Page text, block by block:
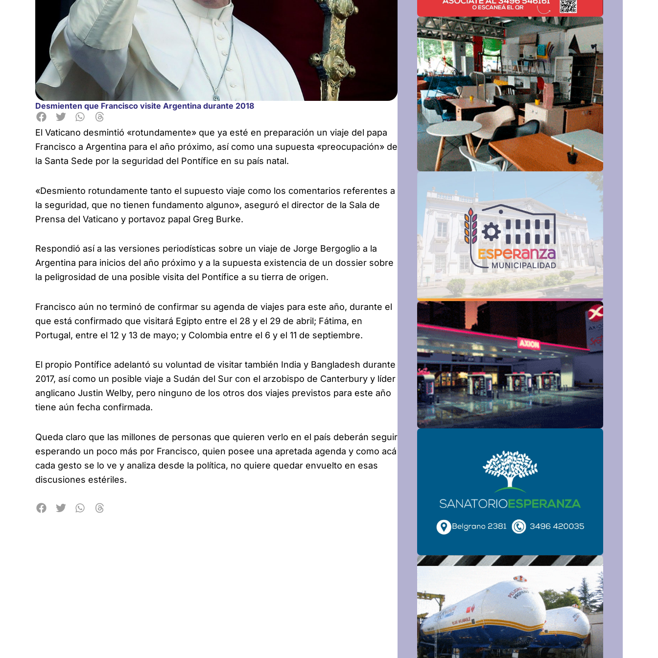
Desmienten que Francisco visite Argentina durante 2018
El Vaticano desmintió «rotundamente» que ya esté en preparación un viaje del papa
Francisco a Argentina para el año próximo, así como una supuesta «preocupación» de
la Santa Sede por la seguridad del Pontífice en su país natal.
«Desmiento rotundamente tanto el supuesto viaje como los comentarios referentes a
la seguridad, que no tienen fundamento alguno», aseguró el director de la Sala de
Prensa del Vaticano y portavoz papal Greg Burke.
Respondió así a las versiones periodísticas sobre un viaje de Jorge Bergoglio a la
Argentina para inicios del año próximo y a la supuesta existencia de un dossier sobre
la peligrosidad de una posible visita del Pontífice a su tierra de origen.
Francisco aún no terminó de confirmar su agenda de viajes para este año, durante el
que está confirmado que visitará Egipto entre el 28 y el 29 de abril; Fátima, en
Portugal, entre el 12 y 13 de mayo; y Colombia entre el 6 y el 11 de septiembre.
El propio Pontífice adelantó su voluntad de visitar también India y Bangladesh durante
2017, así como un posible viaje a Sudán del Sur con el arzobispo de Canterbury y líder
anglicano Justin Welby, pero ninguno de los otros dos viajes previstos para este año
tiene aún fecha confirmada.
Queda claro que las millones de personas que quieren verlo en el país deberán seguir
esperando un poco más por Francisco, quien posee una apretada agenda y como acá
cada gesto se lo ve y analiza desde la política, no quiere quedar envuelto en esas
discusiones estériles.